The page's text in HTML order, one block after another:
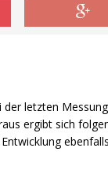
letzten
ergibt sich